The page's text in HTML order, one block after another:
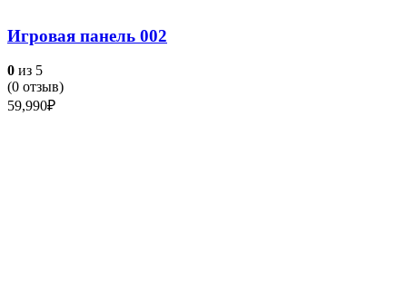
Игровая панель 002
0 из 5
(0 отзыв)
59,990₽